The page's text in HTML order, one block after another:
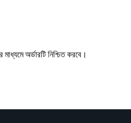
অর্ডারটি নিশ্চিত করবে।